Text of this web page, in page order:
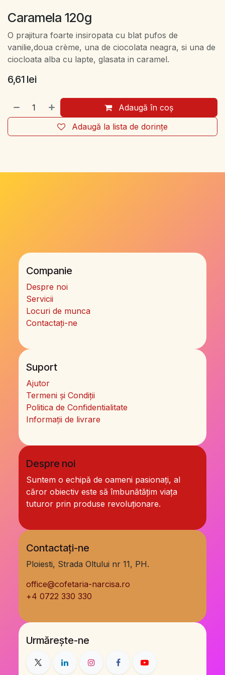
Caramela 120g
O prajitura foarte insiropata cu blat pufos de
vanilie,doua crème, una de ciocolata neagra, si una de
ciocloata alba cu lapte, glasata in caramel.
6,61 lei
Adaugă în coș
Adaugă la lista de dorințe
Companie
Despre noi
Servicii
Locuri de munca
Contactați-ne
Suport
Ajutor
Termeni și Condiții
Politica de Confidentialitate
Informații de livrare
Despre noi
Suntem o echipă de oameni pasionați, al
căror obiectiv este să îmbunătățim viața
tuturor prin produse revoluționare.
Contactați-ne
Ploiesti, Strada Oltului nr 11, PH.
office@cofetaria-narcisa.ro
+4 0722 330 330
Urmărește-ne